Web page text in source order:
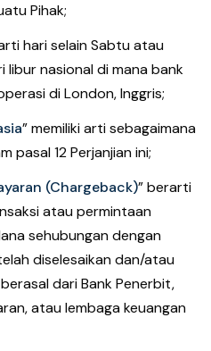
Pihak;
hari selain Sabtu atau
libur nasional di mana bank
di London, Inggris;
”memiliki arti sebagaimana
pasal 12 Perjanjian ini;
(Chargeback)” berarti
atau permintaan
sehubungan dengan
diselesaikan dan/atau
dari Bank Penerbit,
atau lembaga keuangan